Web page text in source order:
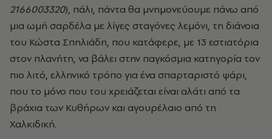
2166003320), πάλι, πάντα θα μνημονεύουμε πάνω από
μια ωμή σαρδέλα με λίγες σταγόνες λεμόνι, τη διάνοια
του Κώστα Σπηλιάδη, που κατάφερε, με 13 εστιατόρια
στον πλανήτη, να βάλει στην παγκόσμια κατηγορία τον
πιο λιτό, ελληνικό τρόπο για ένα σπαρταριστό ψάρι,
που το μόνο που του χρειάζεται είναι αλάτι από τα
βράχια των Κυθήρων και αγουρέλαιο από τη
Χαλκιδική.